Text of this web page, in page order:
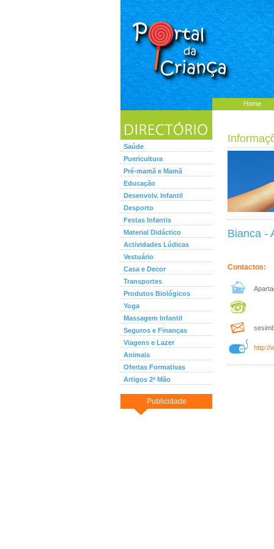
Home
Saúde
Puericultura
Pré-mamã e Mamã
Educação
Desenvolv. Infantil
Desporto
Festas Infantis
Material Didáctico
Actividades Lúdicas
Vestuário
Casa e Decor
Transportes
Produtos Biológicos
Yoga
Massagem Infantil
Seguros e Finanças
Viagens e Lazer
Animais
Ofertas Formativas
Artigos 2ª Mão
Publicidade
Bianca -
Contactos:
http://